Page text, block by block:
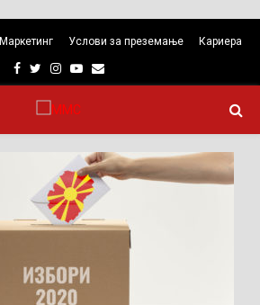
Маркетинг Услови за преземање Кариера
Facebook
TwitterInstagram
Youtube
Email